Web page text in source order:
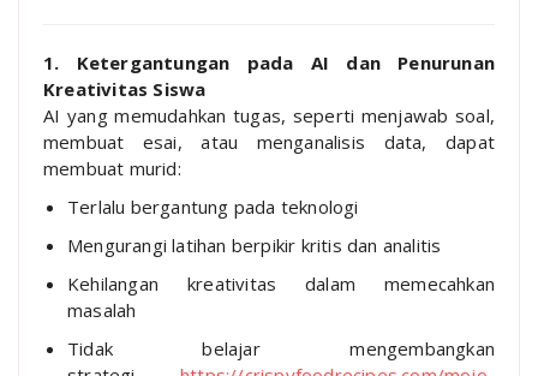
1. Ketergantungan pada AI dan Penurunan
Kreativitas Siswa
AI yang memudahkan tugas, seperti menjawab soal,
membuat esai, atau menganalisis data, dapat
membuat murid:
Terlalu bergantung pada teknologi
Mengurangi latihan berpikir kritis dan analitis
Kehilangan kreativitas dalam memecahkan
masalah
Tidak belajar mengembangkan